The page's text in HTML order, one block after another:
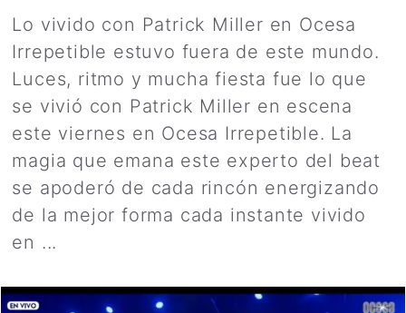
Lo vivido con Patrick Miller en Ocesa
Irrepetible estuvo fuera de este mundo.
Luces, ritmo y mucha fiesta fue lo que
se vivió con Patrick Miller en escena
este viernes en Ocesa Irrepetible. La
magia que emana este experto del beat
se apoderó de cada rincón energizando
de la mejor forma cada instante vivido
en ...